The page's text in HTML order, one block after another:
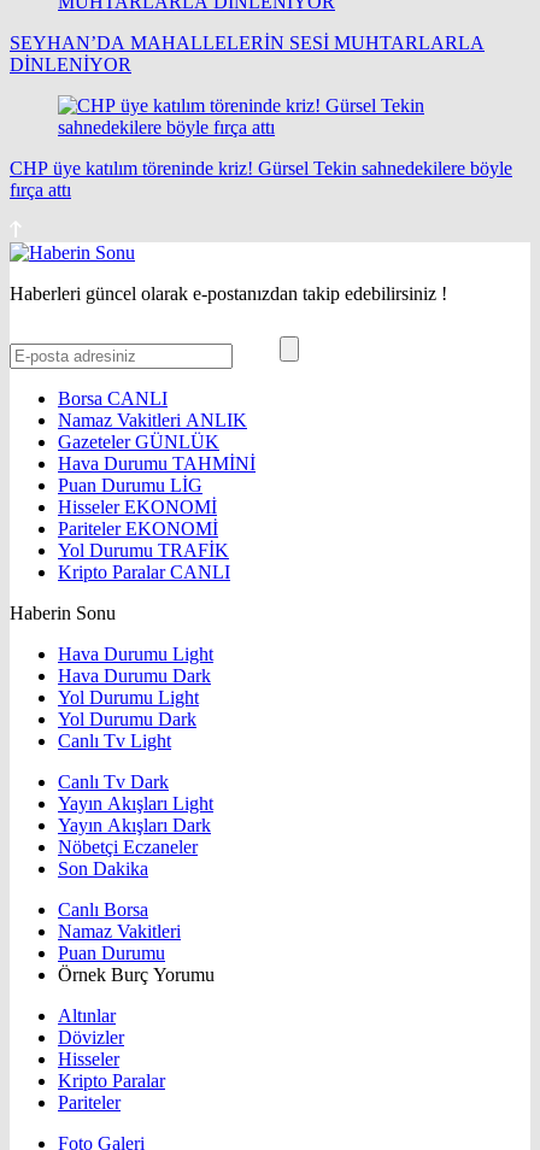
SEYHAN’DA MAHALLELERİN SESİ MUHTARLARLA
DİNLENİYOR
CHP üye katılım töreninde kriz! Gürsel Tekin sahnedekilere böyle
fırça attı
Haberleri güncel olarak e-postanızdan takip edebilirsiniz !
Borsa CANLI
Namaz Vakitleri ANLIK
GazetelerGÜNLÜK
Hava Durumu TAHMİNİ
Puan Durumu LİG
HisselerEKONOMİ
ParitelerEKONOMİ
Yol Durumu TRAFİK
Kripto ParalarCANLI
Haberin Sonu
Hava Durumu Light
Hava Durumu Dark
Yol Durumu Light
Yol Durumu Dark
Canlı Tv Light
Canlı Tv Dark
Yayın Akışları Light
Yayın Akışları Dark
Nöbetçi Eczaneler
Son Dakika
Canlı Borsa
Namaz Vakitleri
Puan Durumu
Örnek Burç Yorumu
Altınlar
Dövizler
Hisseler
Kripto Paralar
Pariteler
Foto Galeri